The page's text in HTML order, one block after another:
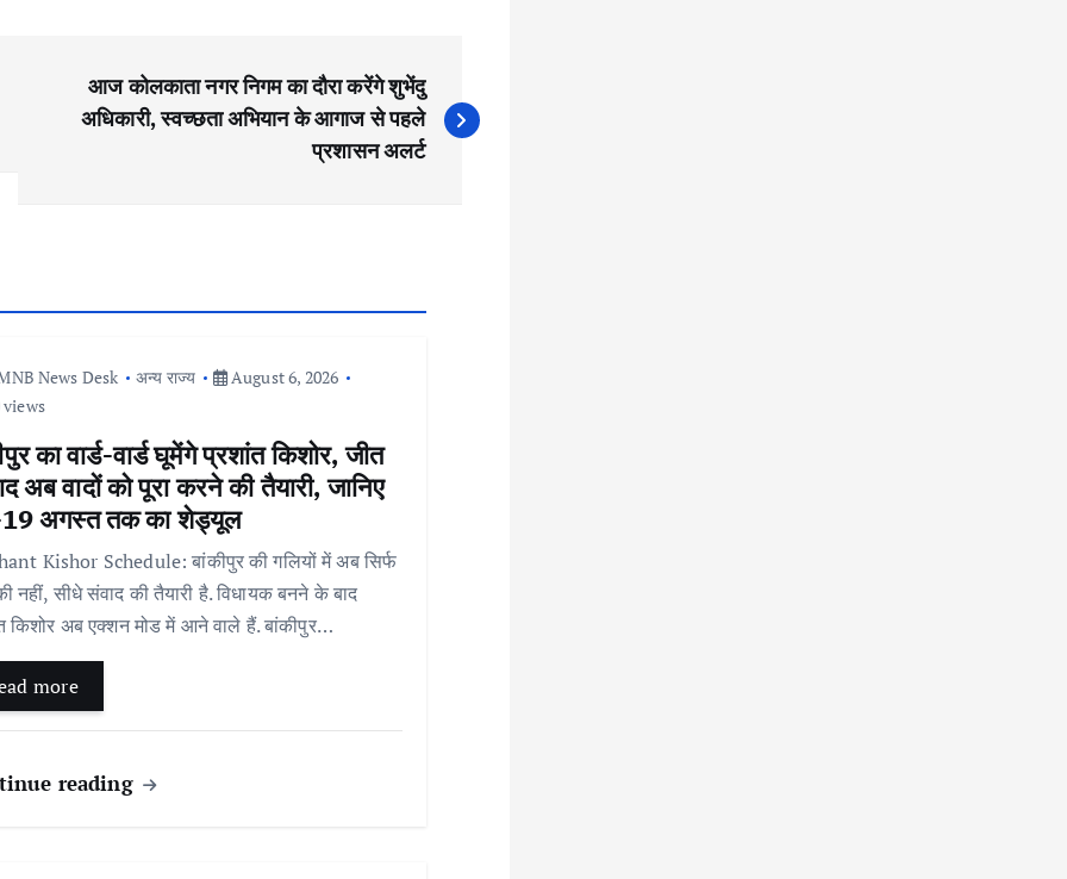
आज कोलकाता नगर निगम का दौरा करेंगे शुभेंदु
अधिकारी, स्वच्छता अभियान के आगाज से पहले
प्रशासन अलर्ट
News Desk अन्य राज्य
August 6, 2026
views
का वार्ड-वार्ड घूमेंगे प्रशांत किशोर, जीत
अब वादों को पूरा करने की तैयारी, जानिए
अगस्त तक का शेड्यूल
Kishor Schedule: बांकीपुर की गलियों में अब सिर्फ
नहीं, सीधे संवाद की तैयारी है. विधायक बनने के बाद
किशोर अब एक्शन मोड में आने वाले हैं. बांकीपुर…
more
reading